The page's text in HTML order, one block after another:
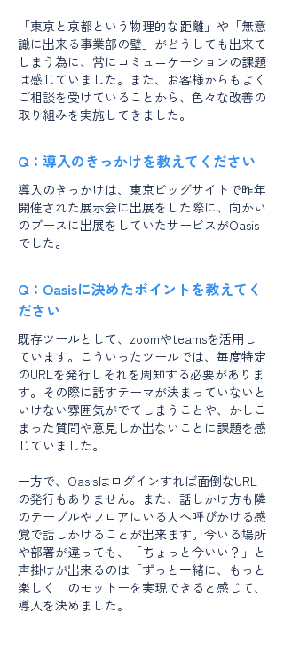
「東京と京都という物理的な距離」や「無意
識に出来る事業部の壁」がどうしても出来て
しまう為に、常にコミュニケーションの課題
は感じていました。また、お客様からもよく
ご相談を受けていることから、色々な改善の
取り組みを実施してきました。
Q：導入のきっかけを教えてください
導入のきっかけは、東京ビッグサイトで昨年
開催された展示会に出展をした際に、向かい
のブースに出展をしていたサービスがOasis
でした。
Q：Oasisに決めたポイントを教えてく
ださい
既存ツールとして、zoomやteamsを活用し
ています。こういったツールでは、毎度特定
のURLを発行しそれを周知する必要がありま
す。その際に話すテーマが決まっていないと
いけない雰囲気がでてしまうことや、かしこ
まった質問や意見しか出ないことに課題を感
じていました。
一方で、Oasisはログインすれば面倒なURL
の発行もありません。また、話しかけ方も隣
のテーブルやフロアにいる人へ呼びかける感
覚で話しかけることが出来ます。今いる場所
や部署が違っても、「ちょっと今いい？」と
声掛けが出来るのは「ずっと一緒に、もっと
楽しく」のモットーを実現できると感じて、
導入を決めました。